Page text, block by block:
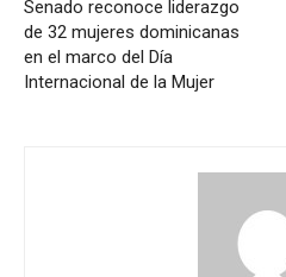
Senado reconoce liderazgo
de 32 mujeres dominicanas
en el marco del Día
Internacional de la Mujer